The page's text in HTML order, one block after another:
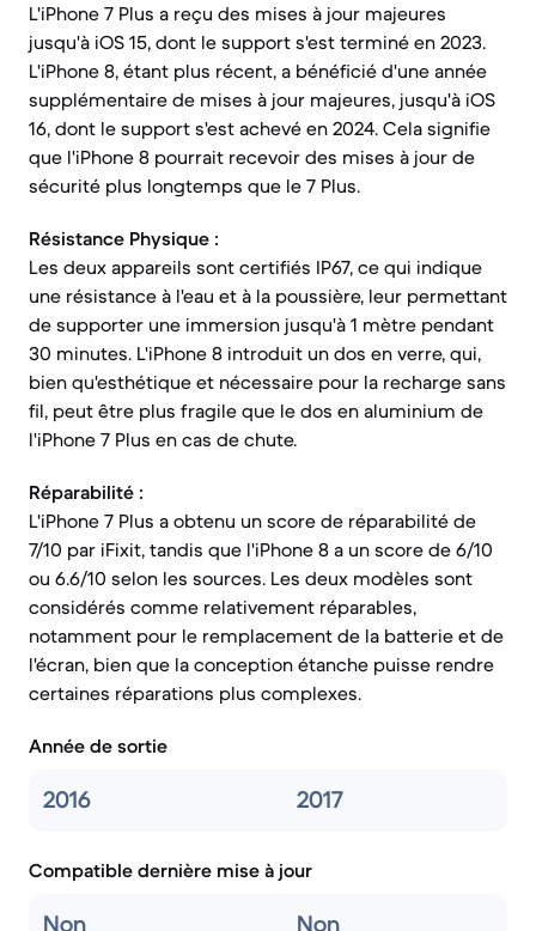
L'iPhone 7 Plus a reçu des mises à jour majeures
jusqu'à iOS 15, dont le support s'est terminé en 2023.
L'iPhone 8, étant plus récent, a bénéficié d'une année
supplémentaire de mises à jour majeures, jusqu'à iOS
16, dont le support s'est achevé en 2024. Cela signifie
que l'iPhone 8 pourrait recevoir des mises à jour de
sécurité plus longtemps que le 7 Plus.
Résistance Physique :
Les deux appareils sont certifiés IP67, ce qui indique
une résistance à l'eau et à la poussière, leur permettant
de supporter une immersion jusqu'à 1 mètre pendant
30 minutes. L'iPhone 8 introduit un dos en verre, qui,
bien qu'esthétique et nécessaire pour la recharge sans
fil, peut être plus fragile que le dos en aluminium de
l'iPhone 7 Plus en cas de chute.
Réparabilité :
L'iPhone 7 Plus a obtenu un score de réparabilité de
7/10 par iFixit, tandis que l'iPhone 8 a un score de 6/10
ou 6.6/10 selon les sources. Les deux modèles sont
considérés comme relativement réparables,
notamment pour le remplacement de la batterie et de
l'écran, bien que la conception étanche puisse rendre
certaines réparations plus complexes.
Année de sortie
2016 2017
Compatible dernière mise à jour
Non Non